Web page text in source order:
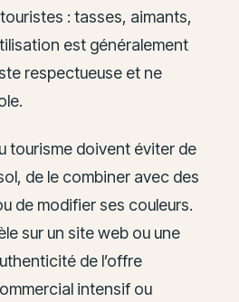
: tasses, aimants,
est généralement
respectueuse et ne
tourisme doivent éviter de
de le combiner avec des
de modifier ses couleurs.
sur un site web ou une
de l’offre
intensif ou